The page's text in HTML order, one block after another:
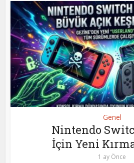
Genel
Nintendo
İçin Yeni
1 ay Önce